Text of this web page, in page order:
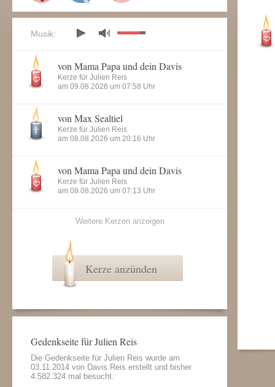
Musik:
von Mama Papa und dein Davis
Kerze für Julien Reis
am 09.08.2026 um 07:58 Uhr
von Max Sealtiel
Kerze für Julien Reis
am 08.08.2026 um 20:16 Uhr
von Mama Papa und dein Davis
Kerze für Julien Reis
am 08.08.2026 um 07:13 Uhr
Weitere Kerzen anzeigen
Kerze anzünden
Gedenkseite für Julien Reis
Die Gedenkseite für Julien Reis wurde am
03.11.2014 von Davis Reis erstellt und bisher
4.582.324 mal besucht.